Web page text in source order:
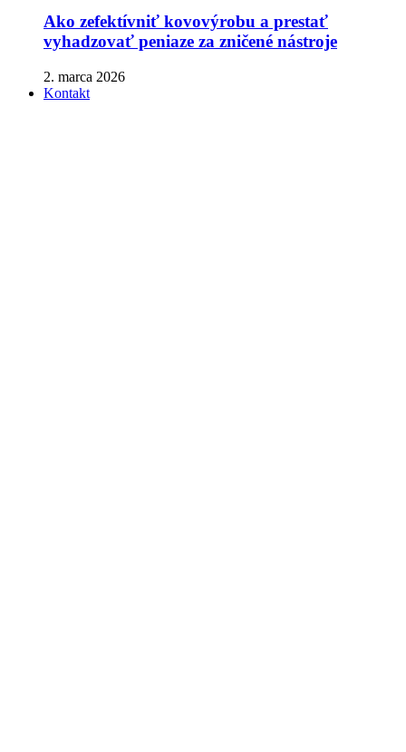
Ako zefektívniť kovovýrobu a prestať
vyhadzovať peniaze za zničené nástroje
2. marca 2026
Kontakt